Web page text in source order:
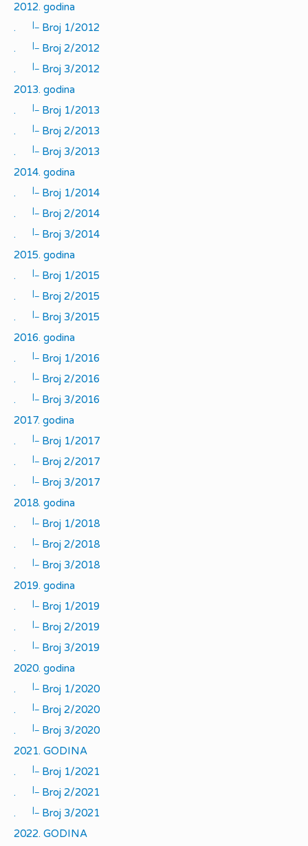
2012. godina
.
|_
Broj 1/2012
.
|_
Broj 2/2012
.
|_
Broj 3/2012
2013. godina
.
|_
Broj 1/2013
.
|_
Broj 2/2013
.
|_
Broj 3/2013
2014. godina
.
|_
Broj 1/2014
.
|_
Broj 2/2014
.
|_
Broj 3/2014
2015. godina
.
|_
Broj 1/2015
.
|_
Broj 2/2015
.
|_
Broj 3/2015
2016. godina
.
|_
Broj 1/2016
.
|_
Broj 2/2016
.
|_
Broj 3/2016
2017. godina
.
|_
Broj 1/2017
.
|_
Broj 2/2017
.
|_
Broj 3/2017
2018. godina
.
|_
Broj 1/2018
.
|_
Broj 2/2018
.
|_
Broj 3/2018
2019. godina
.
|_
Broj 1/2019
.
|_
Broj 2/2019
.
|_
Broj 3/2019
2020. godina
.
|_
Broj 1/2020
.
|_
Broj 2/2020
.
|_
Broj 3/2020
2021. GODINA
.
|_
Broj 1/2021
.
|_
Broj 2/2021
.
|_
Broj 3/2021
2022. GODINA